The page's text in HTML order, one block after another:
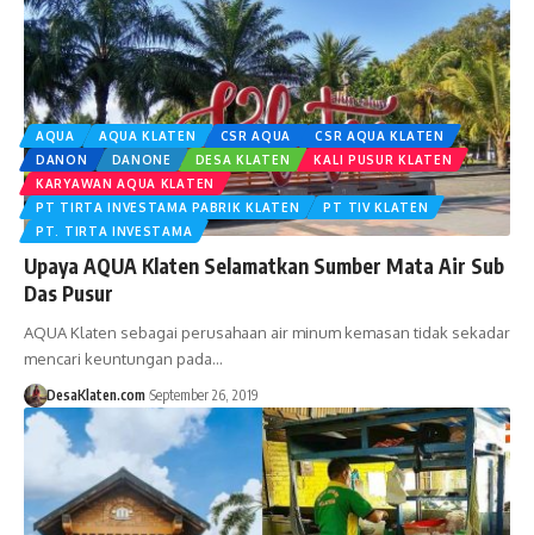
AQUA AQUA KLATEN CSR AQUA
CSR AQUA KLATEN
DANON
DANONE DESA KLATEN
KALI PUSUR KLATEN
KARYAWAN AQUA KLATEN
PT TIRTA INVESTAMA PABRIK KLATEN
PT TIV KLATEN
PT. TIRTA INVESTAMA
Upaya AQUA Klaten Selamatkan Sumber Mata Air Sub
Das Pusur
AQUA Klaten sebagai perusahaan air minum kemasan tidak sekadar
mencari keuntungan pada…
DesaKlaten.com September 26, 2019